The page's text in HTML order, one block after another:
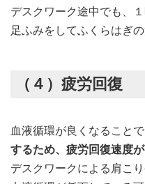
デスクワーク途中でも、
足ふみをしてふくらはぎ
（４）疲労回復
血液循環が良くなることで
するため、疲労回復速度
デスクワークによる肩こ